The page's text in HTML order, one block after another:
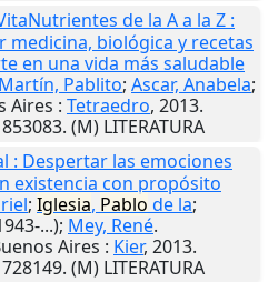
de la A a la Z :
biológica y recetas
en una vida más saludable
Martín, Pablito; Ascar, Anabela;
Aires : Tetraedro, 2013.
(M) LITERATURA
: Despertar las emociones
existencia con propósito
; Iglesia, Pablo de la;
...); Mey, René.
Aires : Kier, 2013.
(M) LITERATURA